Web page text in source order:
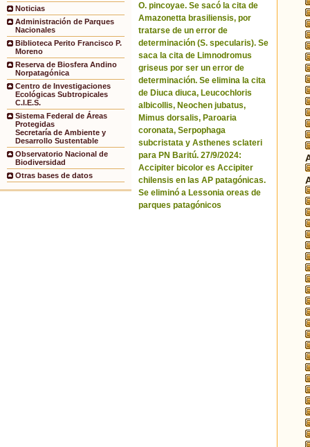
Noticias
Administración de Parques
Nacionales
Biblioteca Perito Francisco P.
Moreno
Reserva de Biosfera Andino
Norpatagónica
Centro de Investigaciones
Ecológicas Subtropicales
C.I.E.S.
Sistema Federal de Áreas
Protegidas
Secretaría de Ambiente y
Desarrollo Sustentable
Observatorio Nacional de
Biodiversidad
Otras bases de datos
O. pincoyae. Se sacó la cita de
Amazonetta brasiliensis, por
tratarse de un error de
determinación (S. specularis). Se
saca la cita de Limnodromus
griseus por ser un error de
determinación. Se elimina la cita
de Diuca diuca, Leucochloris
albicollis, Neochen jubatus,
Mimus dorsalis, Paroaria
coronata, Serpophaga
subcristata y Asthenes sclateri
para PN Baritú. 27/9/2024:
Accipiter bicolor es Accipiter
chilensis en las AP patagónicas.
Se eliminó a Lessonia oreas de
parques patagónicos